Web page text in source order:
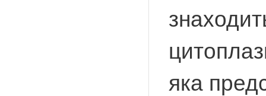
яка